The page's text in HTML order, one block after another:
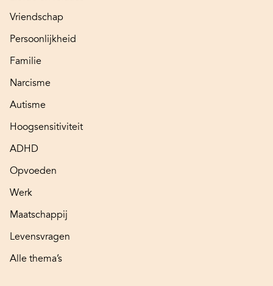
Vriendschap
Persoonlijkheid
Familie
Narcisme
Autisme
Hoogsensitiviteit
ADHD
Opvoeden
Werk
Maatschappij
Levensvragen
Alle thema’s